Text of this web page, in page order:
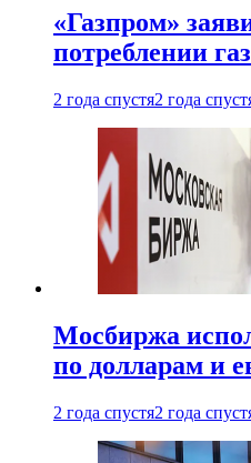
«Газпром»
потреблении
2 года спустя2 года
Мосбиржа
по долларам и
2 года спустя2 года